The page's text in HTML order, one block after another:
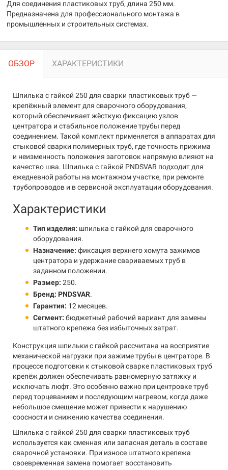
Для соединения пластиковых труб, длина 250 мм.
Предназначена для профессионального монтажа в
промышленных и строительных системах.
ОБЗОР ХАРАКТЕРИСТИКИ
Шпилька с гайкой 250 для сварки пластиковых труб —
крепёжный элемент для сварочного оборудования,
который обеспечивает жёсткую фиксацию узлов
центратора и стабильное положение трубы перед
соединением. Такой комплект применяется в аппаратах для
стыковой сварки полимерных труб, где точность прижима
и неизменность положения заготовок напрямую влияют на
качество шва. Шпилька с гайкой PNDSVAR подходит для
ежедневной работы на монтажном участке, при ремонте
трубопроводов и в сервисной эксплуатации оборудования.
Характеристики
Тип изделия: шпилька с гайкой для сварочного
оборудования.
Назначение: фиксация верхнего хомута зажимов
центратора и удержание свариваемых труб в
заданном положении.
Размер: 250.
Бренд: PNDSVAR.
Гарантия: 12 месяцев.
Сегмент: бюджетный рабочий вариант для замены
штатного крепежа без избыточных затрат.
Конструкция шпильки с гайкой рассчитана на восприятие
механической нагрузки при зажиме трубы в центраторе. В
процессе подготовки к стыковой сварке пластиковых труб
крепёж должен обеспечивать равномерную затяжку и
исключать люфт. Это особенно важно при центровке труб
перед торцеванием и последующим нагревом, когда даже
небольшое смещение может привести к нарушению
соосности и снижению качества соединения.
Шпилька с гайкой 250 для сварки пластиковых труб
используется как сменная или запасная деталь в составе
сварочной установки. При износе штатного крепежа
своевременная замена помогает восстановить